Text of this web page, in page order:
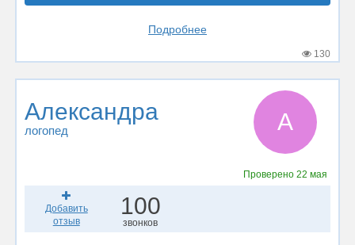
Подробнее
130
Александра
логопед А
Проверено22 мая
Добавить
отзыв
100
звонков